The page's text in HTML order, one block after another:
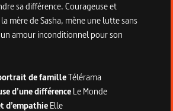
sa différence. Courageuse et
mère de Sasha, mène une lutte sans
amour inconditionnel pour son
de familleTélérama
d’une différenceLe Monde
d’empathieElle